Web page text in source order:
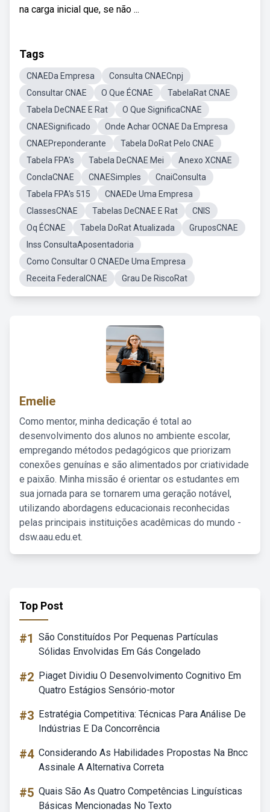
na carga inicial que, se não ...
Tags
CNAEDa Empresa
Consulta CNAECnpj
Consultar CNAE
O Que ÉCNAE
TabelaRat CNAE
Tabela DeCNAE E Rat
O Que SignificaCNAE
CNAESignificado
Onde Achar OCNAE Da Empresa
CNAEPreponderante
Tabela DoRat Pelo CNAE
Tabela FPA's
Tabela DeCNAE Mei
Anexo XCNAE
ConclaCNAE
CNAESimples
CnaiConsulta
Tabela FPA's 515
CNAEDe Uma Empresa
ClassesCNAE
Tabelas DeCNAE E Rat
CNIS
Oq ÉCNAE
Tabela DoRat Atualizada
GruposCNAE
Inss ConsultaAposentadoria
Como Consultar O CNAEDe Uma Empresa
Receita FederalCNAE
Grau De RiscoRat
Emelie
Como mentor, minha dedicação é total ao
desenvolvimento dos alunos no ambiente escolar,
empregando métodos pedagógicos que priorizam
conexões genuínas e são alimentados por criatividade
e paixão. Minha missão é orientar os estudantes em
sua jornada para se tornarem uma geração notável,
utilizando abordagens educacionais reconhecidas
pelas principais instituições acadêmicas do mundo -
dsw.aau.edu.et.
Top Post
#1 São Constituídos Por Pequenas Partículas
Sólidas Envolvidas Em Gás Congelado
#2 Piaget Dividiu O Desenvolvimento Cognitivo Em
Quatro Estágios Sensório-motor
#3 Estratégia Competitiva: Técnicas Para Análise De
Indústrias E Da Concorrência
#4 Considerando As Habilidades Propostas Na Bncc
Assinale A Alternativa Correta
#5 Quais São As Quatro Competências Linguísticas
Básicas Mencionadas No Texto